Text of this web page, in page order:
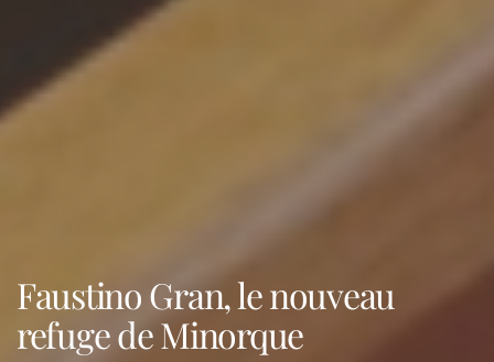
Faustino Gran, le nouveau
refuge de Minorque